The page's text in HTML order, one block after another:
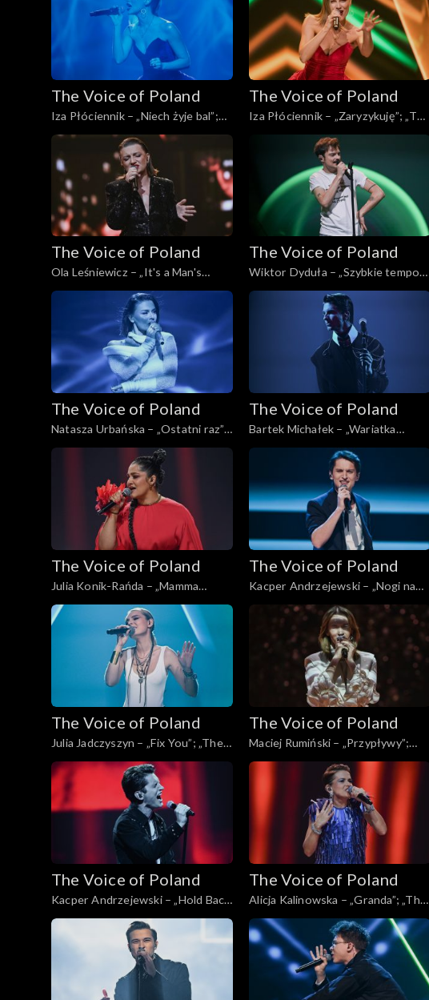
The Voice of Poland
Iza Płóciennik – „Niech żyje bal”;
„The Voice of Poland”, Live, 23
listopada 2024
The Voice of Poland
Iza Płóciennik – „Zaryzykuję”; „The
Voice of Poland”, Live, 23 listopada
The Voice of Poland
Ola Leśniewicz – „It's a Man's
Man's Man's World”; „The Voice of
Poland”, Live, 16 listopada 2024
The Voice of Poland
Wiktor Dyduła – „Szybkie tempo”;
„The Voice of Poland”, Live, 16
listopada 2024
The Voice of Poland
Natasza Urbańska – „Ostatni raz”;
„The Voice of Poland”, Live, 16
The Voice of Poland
Bartek Michałek – „Wariatka
tańczy”; „The Voice of Poland”,
Live, 16 listopada 2024
The Voice of Poland
Julia Konik-Rańda – „Mamma
Knows Best”; „The Voice of
Poland”, Live, 16 listopada 2024
The Voice of Poland
Kacper Andrzejewski – „Nogi na
stół”; „The Voice of Poland”, Live,
16 listopada 2024
The Voice of Poland
Julia Jadczyszyn – „Fix You”; „The
Voice of Poland”, Live, 9 listopada
2024
The Voice of Poland
Maciej Rumiński – „Przypływy”;
„The Voice of Poland”, Live, 9
listopada 2024
The Voice of Poland
Kacper Andrzejewski – „Hold Back
the River”; „The Voice of Poland”,
Live, 9 listopada 2024
The Voice of Poland
Alicja Kalinowska – „Granda”; „The
Voice of Poland”, Live, 9 listopada
2024